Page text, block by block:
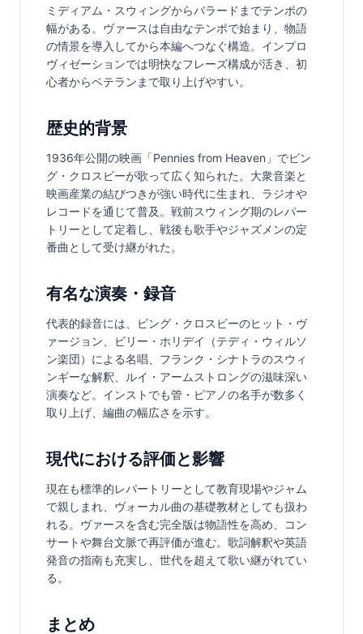
ミディアム・スウィングからバラードまでテンポの
幅がある。ヴァースは自由なテンポで始まり、物語
の情景を導入してから本編へつなぐ構造。インプロ
ヴィゼーションでは明快なフレーズ構成が活き、初
心者からベテランまで取り上げやすい。
歴史的背景
1936年公開の映画「Pennies from Heaven」でビン
グ・クロスビーが歌って広く知られた。大衆音楽と
映画産業の結びつきが強い時代に生まれ、ラジオや
レコードを通じて普及。戦前スウィング期のレパー
トリーとして定着し、戦後も歌手やジャズメンの定
番曲として受け継がれた。
有名な演奏・録音
代表的録音には、ビング・クロスビーのヒット・ヴ
ァージョン、ビリー・ホリデイ（テディ・ウィルソ
ン楽団）による名唱、フランク・シナトラのスウィ
ンギーな解釈、ルイ・アームストロングの滋味深い
演奏など。インストでも管・ピアノの名手が数多く
取り上げ、編曲の幅広さを示す。
現代における評価と影響
現在も標準的レパートリーとして教育現場やジャム
で親しまれ、ヴォーカル曲の基礎教材としても扱わ
れる。ヴァースを含む完全版は物語性を高め、コン
サートや舞台文脈で再評価が進む。歌詞解釈や英語
発音の指南も充実し、世代を超えて歌い継がれてい
る。
まとめ